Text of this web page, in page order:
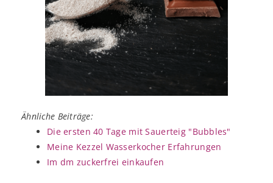
Ähnliche Beiträge:
Die ersten 40 Tage mit Sauerteig "Bubbles"
Meine Kezzel Wasserkocher Erfahrungen
Im dm zuckerfrei einkaufen